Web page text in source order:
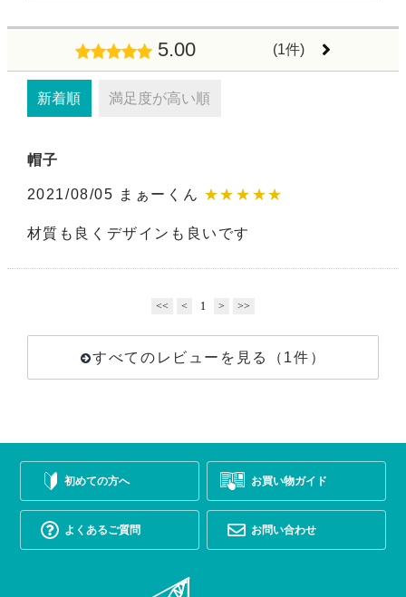
5.00 (1件)
新着順 満足度が高い順
帽子
2021/08/05 まぁーくん ★★★★★
材質も良くデザインも良いです
<< < 1 > >>
すべてのレビューを見る（1件）
初めての方へ お買い物ガイド
よくあるご質問 お問い合わせ